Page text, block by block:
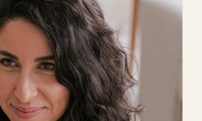
SAN PI
Inês São Pedro
é licenciada em Design de
e vidro – pela ESAD.CR